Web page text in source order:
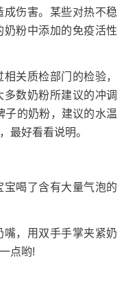
伤害。某些对热不稳
粉中添加的免疫活性
关质检部门的检验，
数奶粉所建议的冲调
的奶粉，建议的水温
最好看看说明。
喝了含有大量气泡的
，用双手手掌夹紧奶
点哟!